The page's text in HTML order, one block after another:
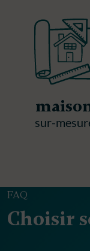
sur-
FAQ
Choisir